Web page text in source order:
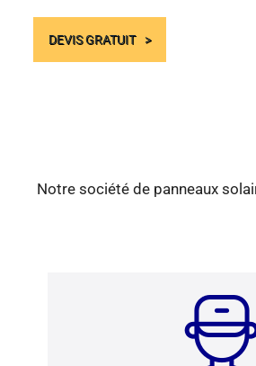
DEVIS GRATUIT
Notre société de panneaux